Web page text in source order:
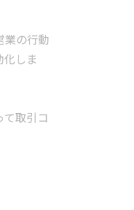
業の行動
しま
取引コ